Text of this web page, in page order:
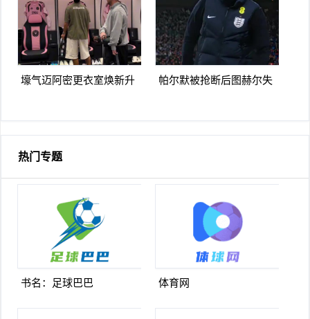
壕气迈阿密更衣室焕新升
帕尔默被抢断后图赫尔失
破门
热门专题
书名：足球巴巴 体育网